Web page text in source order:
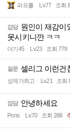
파프롤 Lv.77 조회
잡담 원인이 재감이
못시키니깐 ㅋㅋ
더기45 Lv.23 조회 779
질문 셀리그 이런건
성제가최고 Lv.21 조회
잡담 안녕하세요
Pons Lv.70 조회 288